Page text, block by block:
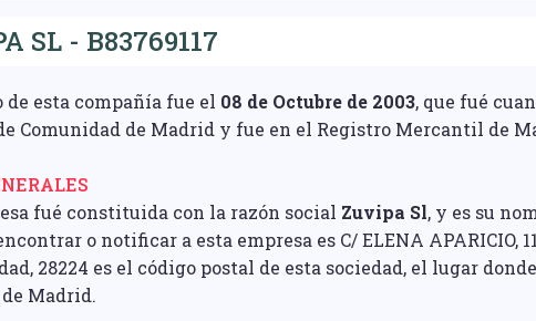
SL - B83769117
esta compañía fue el 08 de Octubre de 2003, que fué
Comunidad de Madrid y fue en el Registro Mercantil de
fué constituida con la razón social Zuvipa Sl, y es su
o notificar a esta empresa es C/ ELENA APARICIO,
28224 es el código postal de esta sociedad, el lugar
Madrid.